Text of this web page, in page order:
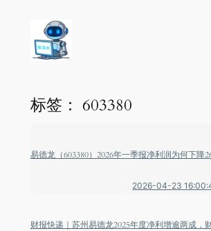
标签： 603380
易德龙（603380）2026年一季报净利润为何下降
2026-04-23
财报快递｜苏州易德龙2025年度净利增逾两成，